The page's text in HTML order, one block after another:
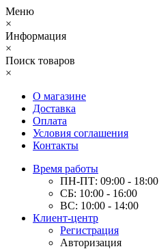
Меню
×
Информация
×
Поиск товаров
×
О магазине
Доставка
Оплата
Условия соглашения
Контакты
Время работы
ПН-ПТ: 09:00 - 18:00
СБ: 10:00 - 16:00
ВС: 10:00 - 14:00
Клиент-центр
Регистрация
Авторизация